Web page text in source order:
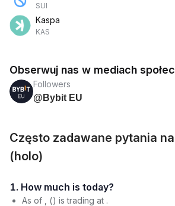
SUI
Kaspa
KAS
Obserwuj nas w mediach
Followers
@Bybit EU
Często zadawane pytania
(holo)
1. How much is today?
As of , () is trading at .